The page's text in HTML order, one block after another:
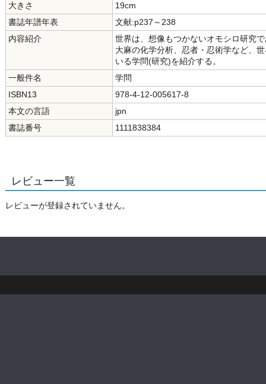
大きさ
19cm
書誌年譜年表
文献:p237～238
内容紹介
世界は、想像もつかないオモシロ研究
大麻の化学分析、忍者・忍術学など、
いる学問(研究)を紹介する。
一般件名
学問
ISBN13
978-4-12-005617-8
本文の言語
jpn
書誌番号
1111838384
レビュー一覧
レビューが登録されていません。